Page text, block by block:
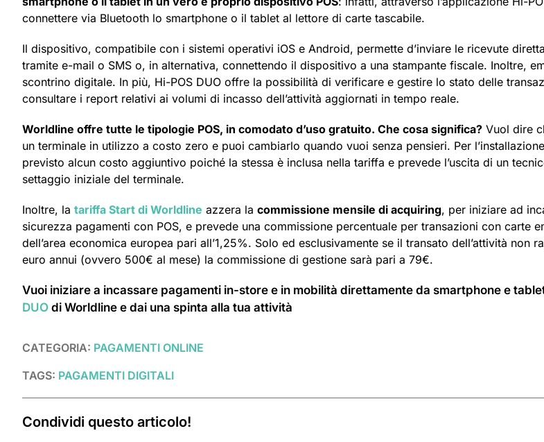
connettere via Bluetooth lo smartphone o il tablet al lettore di carte tascabile.
Il dispositivo, compatibile con i sistemi operativi iOS e Android, permette d’inviare le ricevute
tramite e-mail o SMS o, in alternativa, connettendo il dispositivo a una stampante fiscale. Inoltre,
scontrino digitale. In più, Hi-POS DUO offre la possibilità di verificare e gestire lo stato delle
consultare i report relativi ai volumi di incasso dell’attività aggiornati in tempo reale.
Worldline offre tutte le tipologie POS, in comodato d’uso gratuito. Che cosa significa? Vuol dire
un terminale in utilizzo a costo zero e puoi cambiarlo quando vuoi senza pensieri. Per
previsto alcun costo aggiuntivo poiché la stessa è inclusa nella tariffa e prevede l’uscita di un
settaggio iniziale del terminale.
Inoltre, la tariffa Start di Worldline azzera la commissione mensile di acquiring, per iniziare ad
sicurezza pagamenti con POS, e prevede una commissione percentuale per transazioni con carte
dell’area economica europea pari all’1,25%. Solo ed esclusivamente se il transato dell’attività non
euro annui (ovvero 500€ al mese) la commissione di gestione sarà pari a 79€.
Vuoi iniziare a incassare pagamenti in-store e in mobilità direttamente da smartphone e
DUO di Worldline e dai una spinta alla tua attività
CATEGORIA: PAGAMENTI ONLINE
TAGS: PAGAMENTI DIGITALI
Condividi questo articolo!